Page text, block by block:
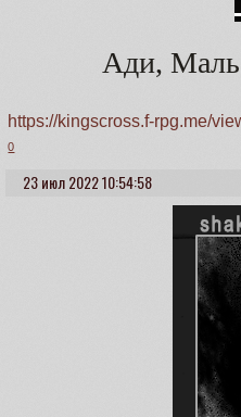
Ади,
https://kingscross.f-rpg.me/
0
23 июл 2022 10:54:58